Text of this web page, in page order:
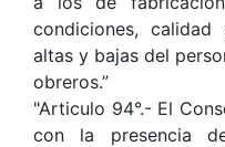
condiciones,
altas y bajas del
obreros.”
"Articulo 94°.- El
con la presencia